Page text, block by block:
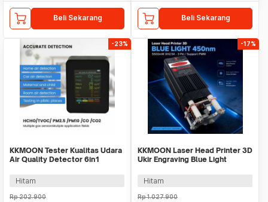
Beli Sekarang Beli Sekarang
-23%
KKMOON Tester Kualitas Udara
Air Quality Detector 6in1
Hitam
Rp202.900
-17%
KKMOON Laser Head Printer 3D
Ukir Engraving Blue Light
Hitam
Rp1.027.900